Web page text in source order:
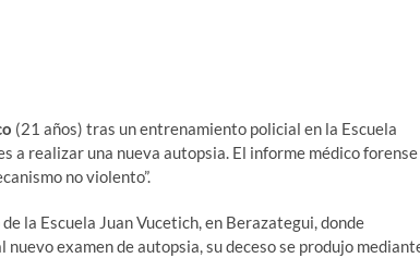
(21 años) tras un entrenamiento policial en la Escuela
a realizar una nueva autopsia. El informe médico forense
no violento”.
la Escuela Juan Vucetich, en Berazategui, donde
examen de autopsia, su deceso se produjo